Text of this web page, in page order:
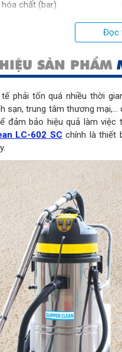
chất (bar)
chứa chất bẩn (L)
chứa nước/hóa chất (L)
Đọc
SẢN PHẨM
phải tốn quá nhiều thời
sạn, trung tâm thương
đảm bảo hiệu quả làm việc
LC-602 SC chính là thiết